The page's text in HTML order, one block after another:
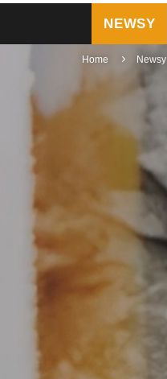
NEWSY
Home Newsy